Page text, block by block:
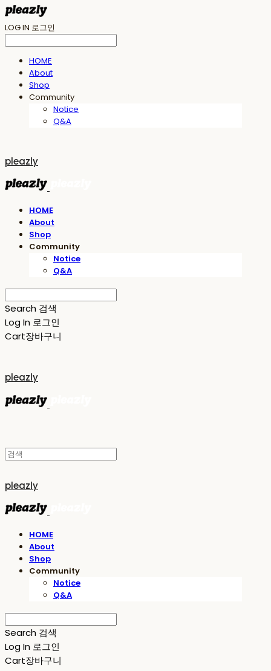
LOG IN 로그인
HOME
About
Shop
Community
Notice
Q&A
pleazly
HOME
About
Shop
Community
Notice
Q&A
Search 검색
Log In 로그인
Cart장바구니
pleazly
pleazly
HOME
About
Shop
Community
Notice
Q&A
Search 검색
Log In 로그인
Cart장바구니